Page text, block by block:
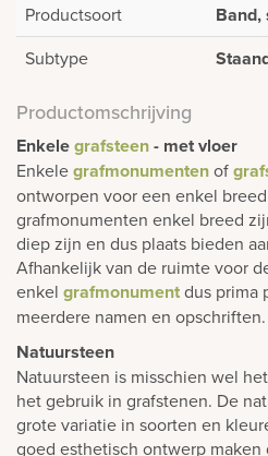
Productsoort
Subtype
Productomschrijving
Enkelegrafsteen- met vloer
Enkelegrafmonumentenof
ontworpen voor een enkel
grafmonumenten enkel breed
diep zijn en dus plaats bieden
Afhankelijk van de ruimte voor
enkel grafmonumentdus prima
meerdere namen en opschriften.
Natuursteen
Natuursteen is misschien wel
het gebruik in grafstenen. De
grote variatie in soorten en
goed esthetisch ontwerp